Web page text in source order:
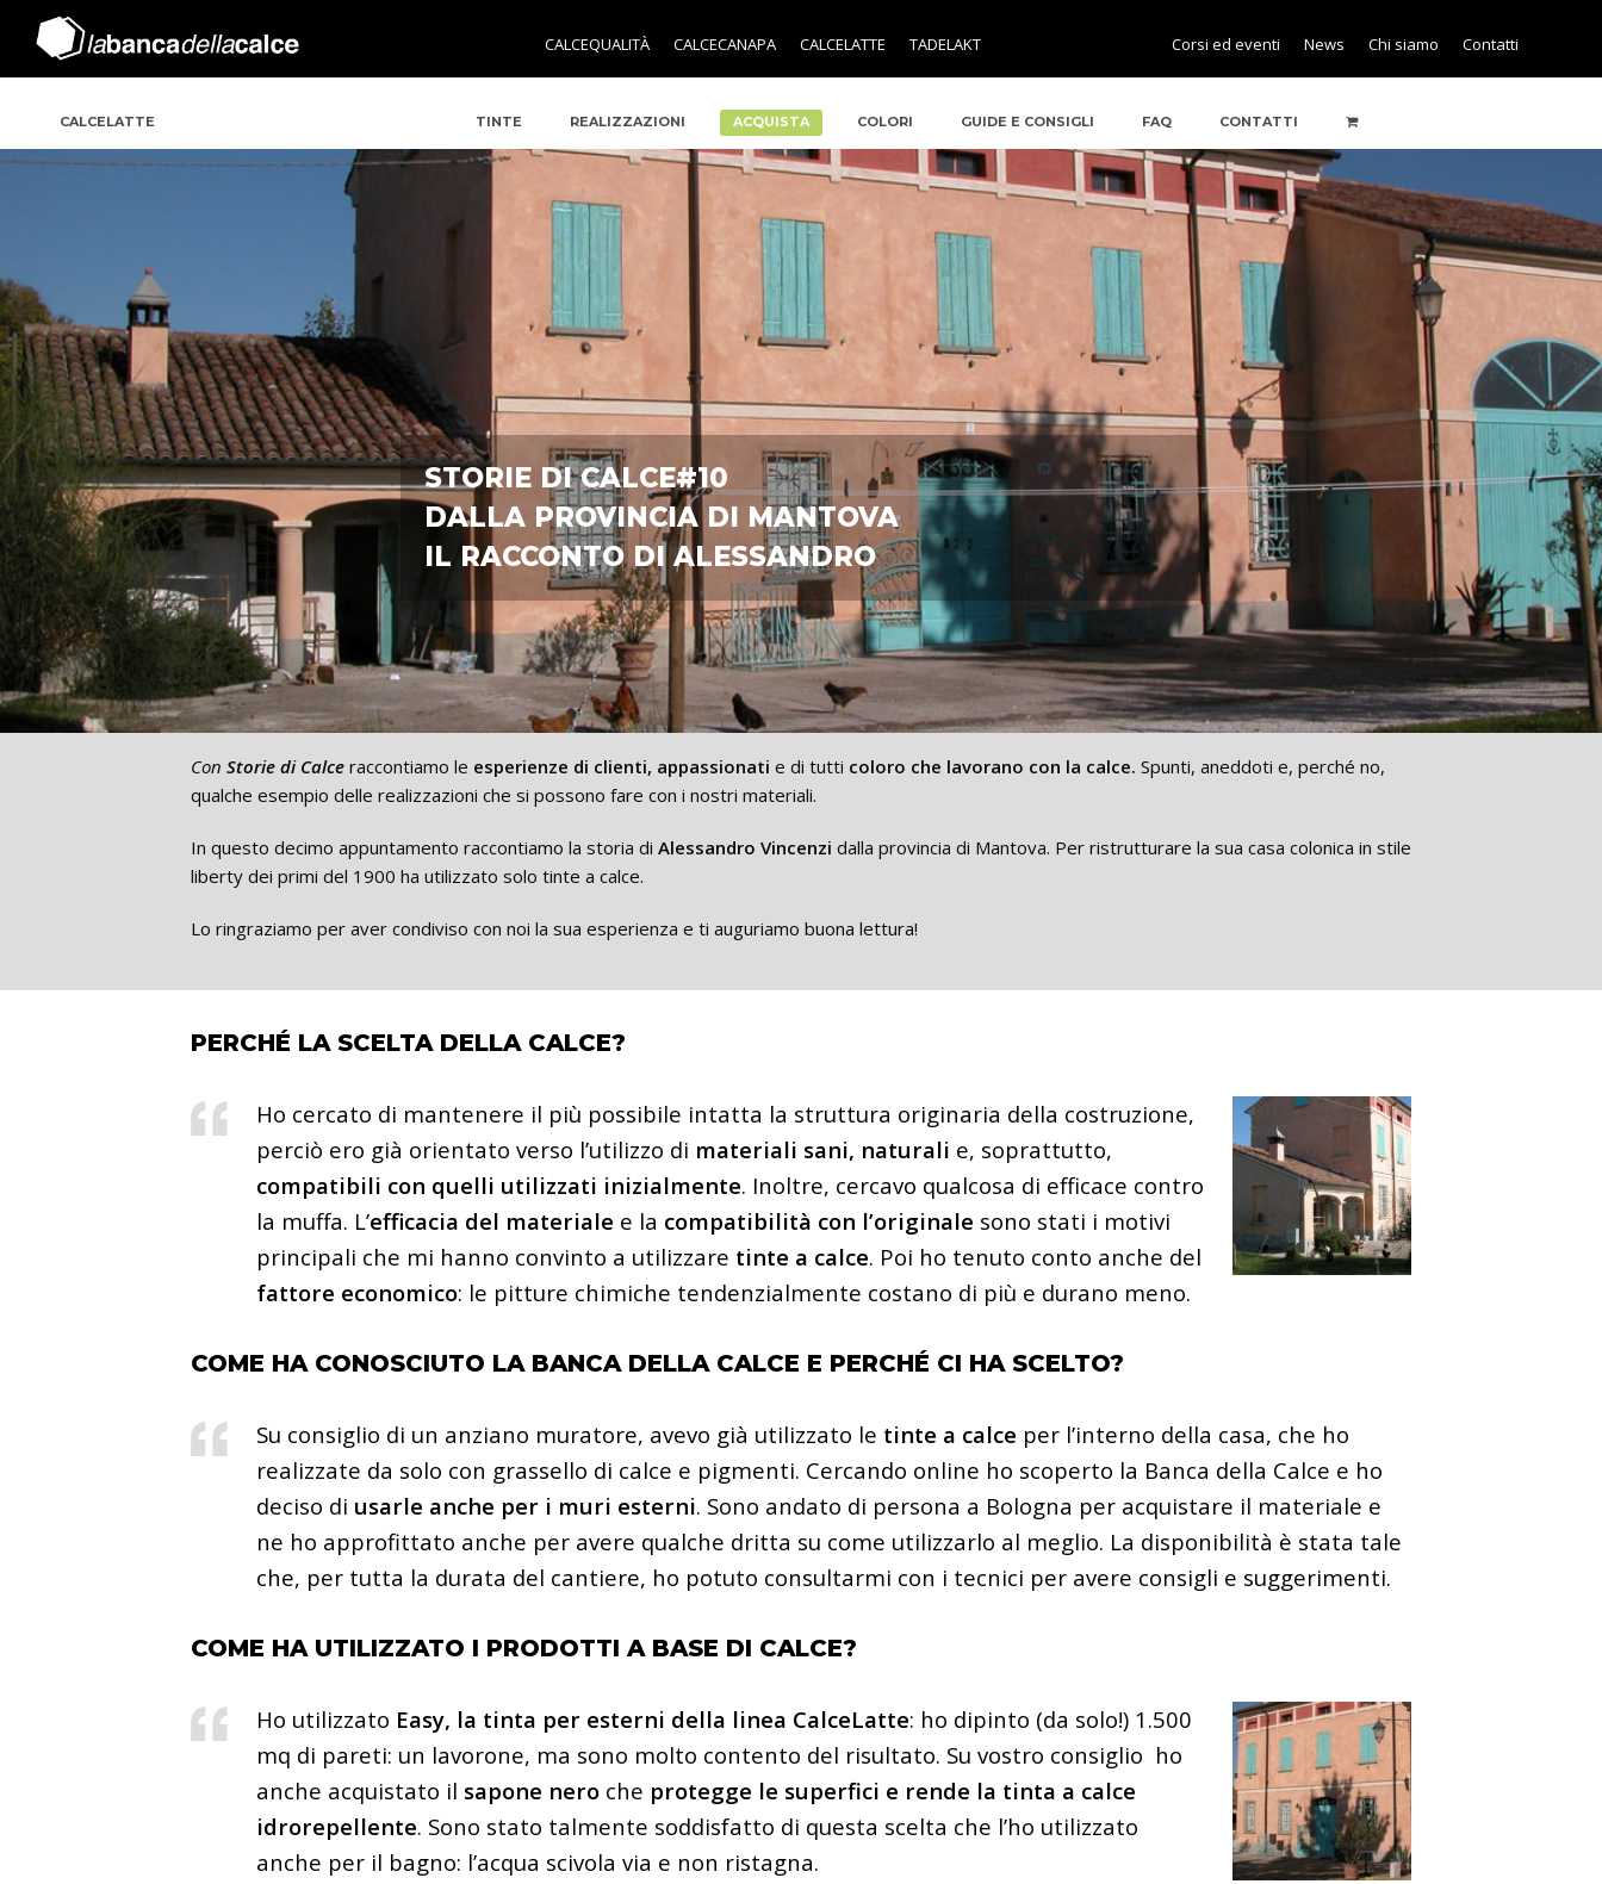
CALCEQUALITÀ CALCECANAPA CALCELATTE TADELAKT Corsi ed eventi News Chi siamo Contatti
CALCELATTE TINTE REALIZZAZIONI ACQUISTA COLORI GUIDE E CONSIGLI FAQ CONTATTI
STORIE DI CALCE#10
DALLA PROVINCIA DI MANTOVA
IL RACCONTO DI ALESSANDRO
Con Storie di Calce raccontiamo le esperienze di clienti, appassionati e di tutti coloro che lavorano con la calce. Spunti, aneddoti e, perché no,
qualche esempio delle realizzazioni che si possono fare con i nostri materiali.
In questo decimo appuntamento raccontiamo la storia di Alessandro Vincenzi dalla provincia di Mantova. Per ristrutturare la sua casa colonica in stile
liberty dei primi del 1900 ha utilizzato solo tinte a calce.
Lo ringraziamo per aver condiviso con noi la sua esperienza e ti auguriamo buona lettura!
PERCHÉ LA SCELTA DELLA CALCE?
Ho cercato di mantenere il più possibile intatta la struttura originaria della costruzione,
perciò ero già orientato verso l’utilizzo di materiali sani, naturali e, soprattutto,
compatibili con quelli utilizzati inizialmente. Inoltre, cercavo qualcosa di efficace contro
la muffa. L’efficacia del materiale e la compatibilità con l’originale sono stati i motivi
principali che mi hanno convinto a utilizzare tinte a calce. Poi ho tenuto conto anche del
fattore economico: le pitture chimiche tendenzialmente costano di più e durano meno.
COME HA CONOSCIUTO LA BANCA DELLA CALCE E PERCHÉ CI HA SCELTO?
Su consiglio di un anziano muratore, avevo già utilizzato le tinte a calce per l’interno della casa, che ho
realizzate da solo con grassello di calce e pigmenti. Cercando online ho scoperto la Banca della Calce e ho
deciso di usarle anche per i muri esterni. Sono andato di persona a Bologna per acquistare il materiale e
ne ho approfittato anche per avere qualche dritta su come utilizzarlo al meglio. La disponibilità è stata tale
che, per tutta la durata del cantiere, ho potuto consultarmi con i tecnici per avere consigli e suggerimenti.
COME HA UTILIZZATO I PRODOTTI A BASE DI CALCE?
Ho utilizzato Easy, la tinta per esterni della linea CalceLatte: ho dipinto (da solo!) 1.500
mq di pareti: un lavorone, ma sono molto contento del risultato. Su vostro consiglio ho
anche acquistato il sapone nero che protegge le superfici e rende la tinta a calce
idrorepellente. Sono stato talmente soddisfatto di questa scelta che l’ho utilizzato
anche per il bagno: l’acqua scivola via e non ristagna.